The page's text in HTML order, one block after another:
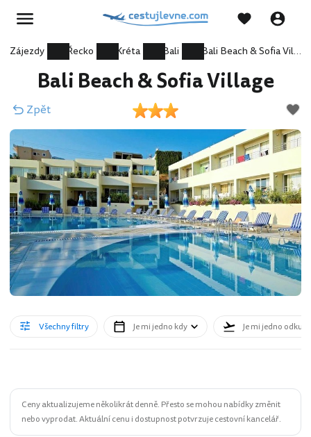
Zájezdy Řecko Kréta Bali Bali Beach & Sofia Village
Bali Beach & Sofia Village
Zpět
Všechny filtry Je mi jedno kdy Je mi jedno odkud
Ceny aktualizujeme několikrát denně. Přesto se mohou nabídky změnit
nebo vyprodat. Aktuální cenu i dostupnost potvrzuje cestovní kancelář.